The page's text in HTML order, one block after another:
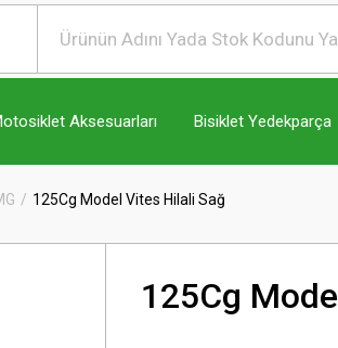
Aksesuarları Bisiklet Yedekparça
125Cg Model Vites Hilali Sağ
125Cg